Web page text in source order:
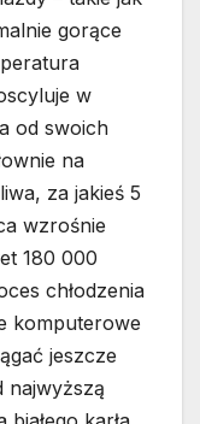
gorące
w
od swoich
na
za jakieś 5
wzrośnie
180 000
chłodzenia
komputerowe
jeszcze
najwyższą